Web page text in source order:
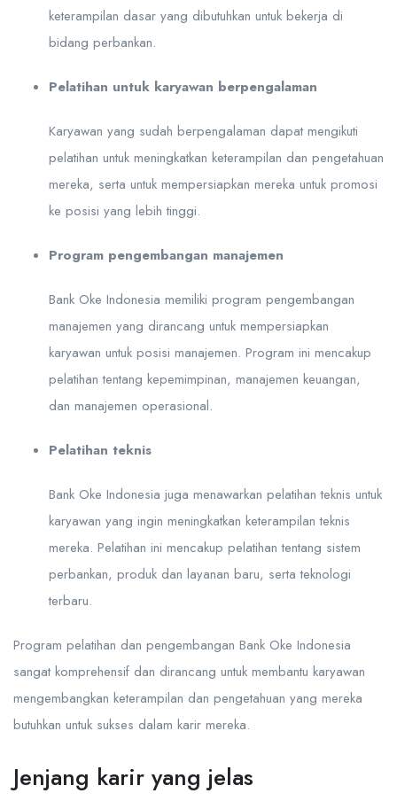
keterampilan dasar yang dibutuhkan untuk bekerja di
bidang perbankan.
Pelatihan untuk karyawan berpengalaman
Karyawan yang sudah berpengalaman dapat mengikuti
pelatihan untuk meningkatkan keterampilan dan pengetahuan
mereka, serta untuk mempersiapkan mereka untuk promosi
ke posisi yang lebih tinggi.
Program pengembangan manajemen
Bank Oke Indonesia memiliki program pengembangan
manajemen yang dirancang untuk mempersiapkan
karyawan untuk posisi manajemen. Program ini mencakup
pelatihan tentang kepemimpinan, manajemen keuangan,
dan manajemen operasional.
Pelatihan teknis
Bank Oke Indonesia juga menawarkan pelatihan teknis untuk
karyawan yang ingin meningkatkan keterampilan teknis
mereka. Pelatihan ini mencakup pelatihan tentang sistem
perbankan, produk dan layanan baru, serta teknologi
terbaru.
Program pelatihan dan pengembangan Bank Oke Indonesia
sangat komprehensif dan dirancang untuk membantu karyawan
mengembangkan keterampilan dan pengetahuan yang mereka
butuhkan untuk sukses dalam karir mereka.
Jenjang karir yang jelas